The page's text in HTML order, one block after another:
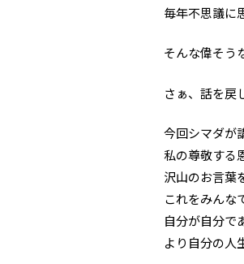
毎年不思議に
そんな偉そう
さぁ、話を戻
今回シマダが
私の尊敬する
沢山のお言葉
これをみんな
自分が自分で
より自分の人